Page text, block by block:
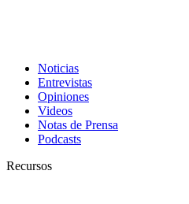
Noticias
Entrevistas
Opiniones
Videos
Notas de Prensa
Podcasts
Recursos